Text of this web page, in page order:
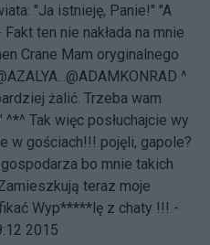
"Ja istnieję, Panie!" "A
ten nie nakłada na mnie
Crane Mam oryginalnego
^
żalić. Trzeba wam
Tak więc posłuchajcie wy
w gościach!!! pojęli, gapole?
bo mnie takich
teraz moje
Wyp*****lę z chaty !!! -
2015